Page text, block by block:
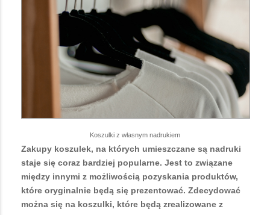
Koszulki z własnym nadrukiem
Zakupy koszulek, na których umieszczane są nadruki
staje się coraz bardziej popularne. Jest to związane
między innymi z możliwością pozyskania produktów,
które oryginalnie będą się prezentować. Zdecydować
można się na koszulki, które będą zrealizowane z